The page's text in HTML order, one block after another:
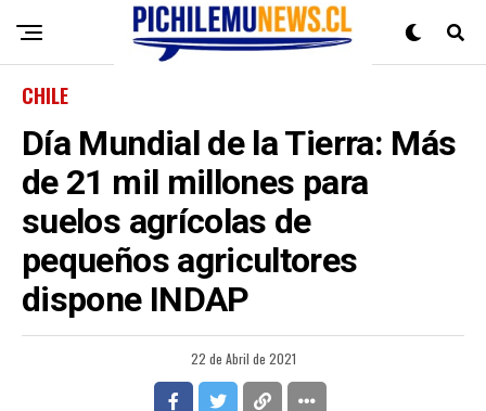
CHILE
Día Mundial de la Tierra: Más
de 21 mil millones para
suelos agrícolas de
pequeños agricultores
dispone INDAP
22 de Abril de 2021